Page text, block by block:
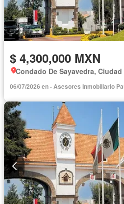
$ 4,300,000 MXN
Condado De Sayavedra,
06/07/2026 en - Asesores Inmobiliario